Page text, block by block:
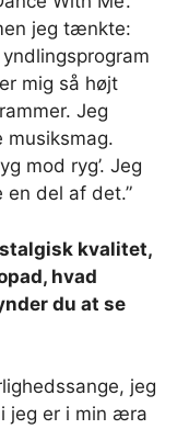
jeg tænkte:
mig så højt
Jeg
musiksmag.
mod ryg’. Jeg
del af det.”
kvalitet,
hvad
du at se
jeg
jeg er i min æra